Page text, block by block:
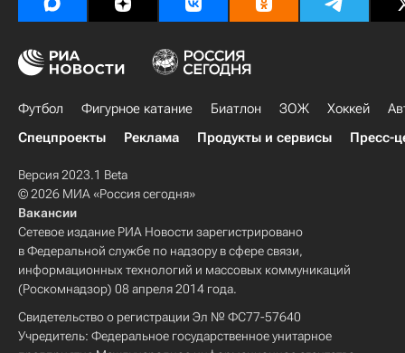
Футбол Фигурное катание Биатлон ЗОЖ Хоккей
Спецпроекты
Реклама Продукты и сервисы Пресс-
Версия 2023.1 Beta
© 2026 МИА «Россия сегодня»
Вакансии
Сетевое издание РИА Новости зарегистрировано
в Федеральной службе по надзору в сфере связи,
информационных технологий и массовых коммуникаций
(Роскомнадзор) 08 апреля 2014 года.
Свидетельство о регистрации Эл № ФС77-57640
Учредитель: Федеральное государственное унитарное